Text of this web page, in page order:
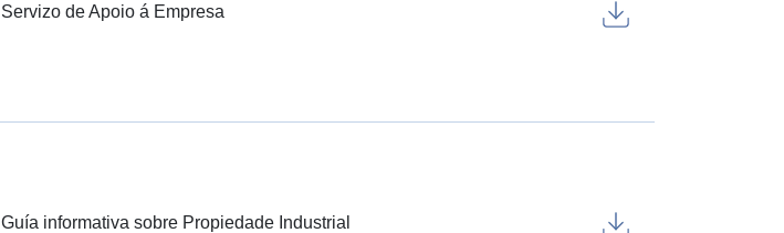
Servizo de Apoio á Empresa
Guía informativa sobre Propiedade Industrial